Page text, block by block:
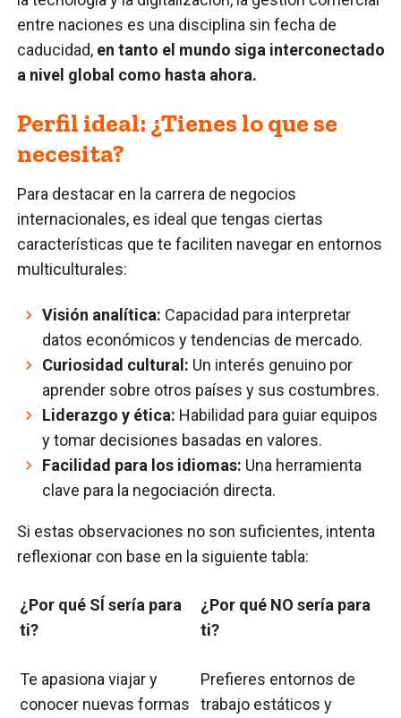
entre naciones es una disciplina sin fecha de
caducidad, en tanto el mundo siga interconectado
a nivel global como hasta ahora.
Perfil ideal: ¿Tienes lo que se
necesita?
Para destacar en la carrera de negocios
internacionales, es ideal que tengas ciertas
características que te faciliten navegar en entornos
multiculturales:
Visión analítica: Capacidad para interpretar
datos económicos y tendencias de mercado.
Curiosidad cultural: Un interés genuino por
aprender sobre otros países y sus costumbres.
Liderazgo y ética: Habilidad para guiar equipos
y tomar decisiones basadas en valores.
Facilidad para los idiomas: Una herramienta
clave para la negociación directa.
Si estas observaciones no son suficientes, intenta
reflexionar con base en la siguiente tabla:
¿Por qué SÍ sería para
ti?
¿Por qué NO sería para
ti?
Te apasiona viajar y
conocer nuevas formas
Prefieres entornos de
trabajo estáticos y